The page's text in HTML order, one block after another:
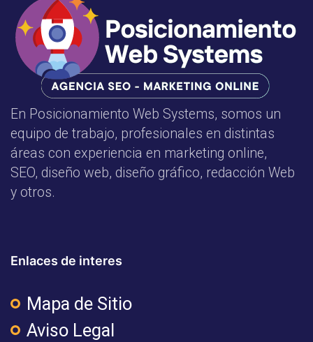
En Posicionamiento Web Systems, somos un
equipo de trabajo, profesionales en distintas
áreas con experiencia en marketing online,
SEO, diseño web, diseño gráfico, redacción Web
y otros.
Enlaces de interes
Mapa de Sitio
Aviso Legal